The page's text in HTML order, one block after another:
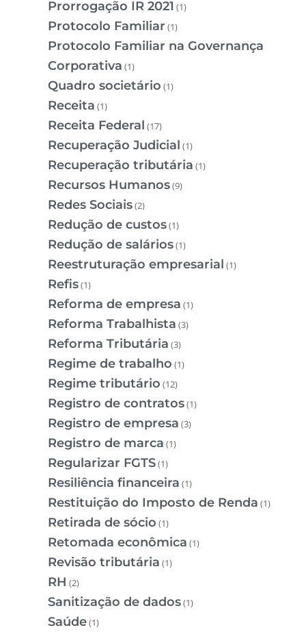
Prorrogação IR 2021 (1)
Protocolo Familiar (1)
Protocolo Familiar na Governança
Corporativa (1)
Quadro societário (1)
Receita (1)
Receita Federal (17)
Recuperação Judicial (1)
Recuperação tributária (1)
Recursos Humanos(9)
Redes Sociais(2)
Redução de custos(1)
Redução de salários(1)
Reestruturação empresarial (1)
Refis(1)
Reforma de empresa (1)
Reforma Trabalhista (3)
Reforma Tributária (3)
Regime de trabalho (1)
Regime tributário (12)
Registro de contratos(1)
Registro de empresa (3)
Registro de marca (1)
Regularizar FGTS(1)
Resiliência financeira (1)
Restituição do Imposto de Renda (1)
Retirada de sócio (1)
Retomada econômica (1)
Revisão tributária (1)
RH (2)
Sanitização de dados(1)
Saúde(1)